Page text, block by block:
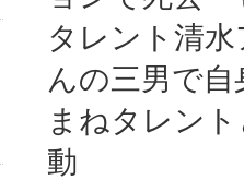
タレント清水
んの三男で自
まねタレン
動